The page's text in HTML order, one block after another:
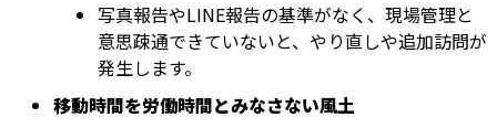
写真報告やLINE報告の基準がなく、現場管理と
意思疎通できていないと、やり直しや追加訪問が
発生します。
移動時間を労働時間とみなさない風土